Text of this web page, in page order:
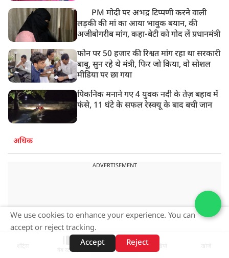
PM मोदी पर अभद्र टिप्पणी करने वाली
लड़की की मां का आया भावुक बयान, की
अजीबोगरीब मांग, कहा-बेटी को गोद लें प्रधानमंत्री
फोन पर 50 हजार की रिश्वत मांग रहा था सरकारी
बाबू, सुन रहे थे मंत्री, फिर जो किया, वो सोशल
मीडिया पर छा गया
पिकनिक मनाने गए 4 युवक नदी के तेज़ बहाव में
फंसे, 11 घंटे के सफल रेस्क्यू के बाद बची जान
अधिक
ADVERTISEMENT
वेब स्टोरीज़
We use cookies to enhance your experience. You can
accept or reject tracking.
Accept
Reject